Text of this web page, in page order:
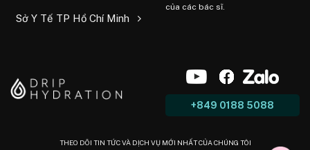
Sở Y Tế TP Hồ Chí Minh
của các bác sĩ.
+849 0188 5088
THEO DÕI TIN TỨC VÀ DỊCH VỤ MỚI NHẤT CỦA CHÚNG TÔI